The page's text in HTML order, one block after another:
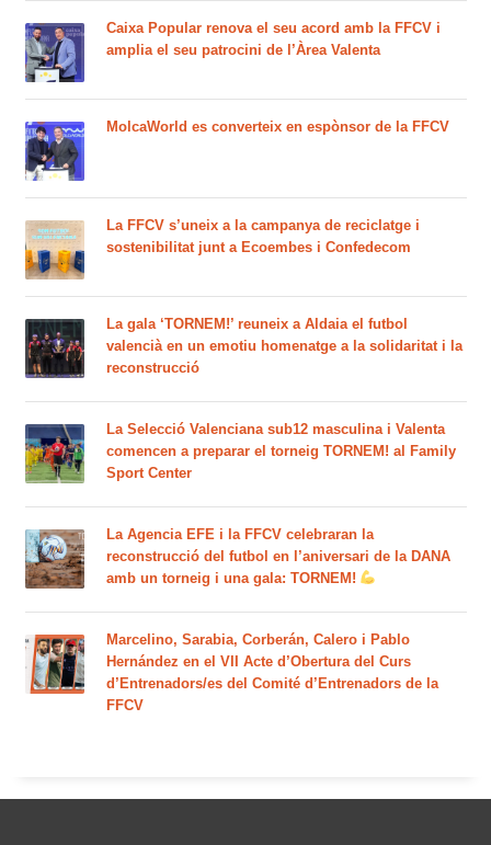
Caixa Popular renova el seu acord amb la FFCV i
amplia el seu patrocini de l’Àrea Valenta
MolcaWorld es converteix en espònsor de la FFCV
La FFCV s’uneix a la campanya de reciclatge i
sostenibilitat junt a Ecoembes i Confedecom
La gala ‘TORNEM!’ reuneix a Aldaia el futbol
valencià en un emotiu homenatge a la solidaritat i la
reconstrucció
La Selecció Valenciana sub12 masculina i Valenta
comencen a preparar el torneig TORNEM! al Family
Sport Center
La Agencia EFE i la FFCV celebraran la
reconstrucció del futbol en l’aniversari de la DANA
amb un torneig i una gala: TORNEM!
Marcelino, Sarabia, Corberán, Calero i Pablo
Hernández en el VII Acte d’Obertura del Curs
d’Entrenadors/es del Comité d’Entrenadors de la
FFCV